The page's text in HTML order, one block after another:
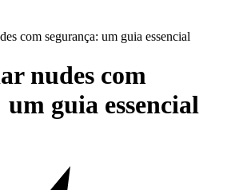
com segurança: um guia essencial
nudes com
um guia essencial